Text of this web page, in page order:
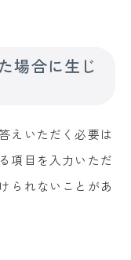
場合に生じ
えいただく必要は
項目を入力いただ
られないことがあ